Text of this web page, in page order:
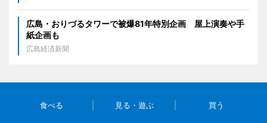
広島・おりづるタワーで被爆81年特別企画 屋上演奏や手
紙企画も
広島経済新聞
食べる 見る・遊ぶ 買う